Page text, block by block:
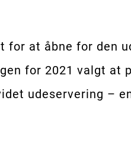
at åbne for den
for 2021 valgt at
udeservering –